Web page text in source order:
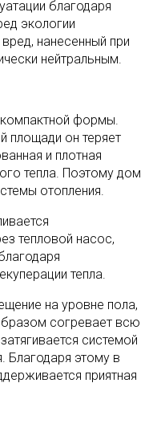
благодаря
экологии
нанесенный при
нейтральным.
формы.
площади он теряет
и плотная
тепла. Поэтому дом
отопления.
тепловой насос,
тепла.
на уровне пола,
согревает всю
системой
Благодаря этому в
приятная